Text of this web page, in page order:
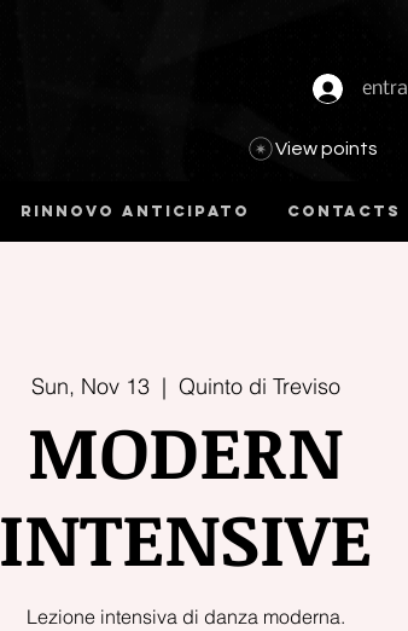
entra
View points
Contacts
Rinnovo anticipato
Sun, Nov 13
  |
Quinto di Treviso
MODERN
INTENSIVE
Lezione intensiva di danza moderna.